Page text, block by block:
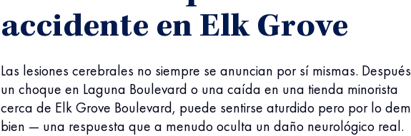
accidente en Elk Grove
Las lesiones cerebrales no siempre se anuncian por sí mismas.
un choque en Laguna Boulevard o una caída en una tienda minorista
cerca de Elk Grove Boulevard, puede sentirse aturdido pero por lo
bien — una respuesta que a menudo oculta un daño neurológico real.